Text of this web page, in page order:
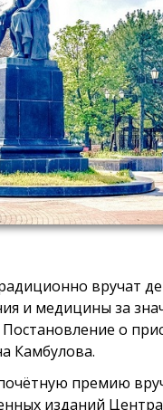
вручат
и медицины за
Постановление о
Камбулова.
почётную премию
изданий